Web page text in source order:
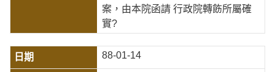
案，由本院函請 行政院轉飭所屬確
實?
88-01-14